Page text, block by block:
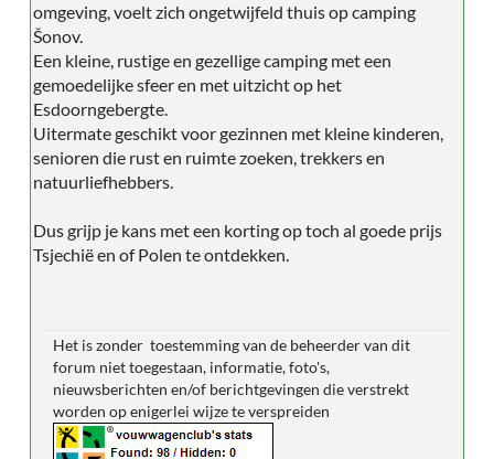
omgeving, voelt zich ongetwijfeld thuis op camping
Šonov.
Een kleine, rustige en gezellige camping met een
gemoedelijke sfeer en met uitzicht op het
Esdoorngebergte.
Uitermate geschikt voor gezinnen met kleine kinderen,
senioren die rust en ruimte zoeken, trekkers en
natuurliefhebbers.
Dus grijp je kans met een korting op toch al goede prijs
Tsjechië en of Polen te ontdekken.
Het is zonder toestemming van de beheerder van dit
forum niet toegestaan, informatie, foto's,
nieuwsberichten en/of berichtgevingen die verstrekt
worden op enigerlei wijze te verspreiden